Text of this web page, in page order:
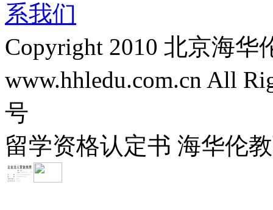
系我们
Copyright 2010 北京海
www.hhledu.com.cn All
号
留学资格认定书 海华伦